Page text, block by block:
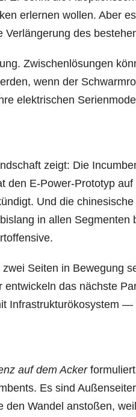
erlernen wollen. Aber
des
Zwischenlösungen
wenn der
elektrischen
zeigt: Die
den E-Power-Prototyp
Und die
in allen Segmenten
Seiten in Bewegung
das nächste
Infrastrukturökosystem —
auf dem Ackerformuliert
Es sind
Wandel anstoßen,